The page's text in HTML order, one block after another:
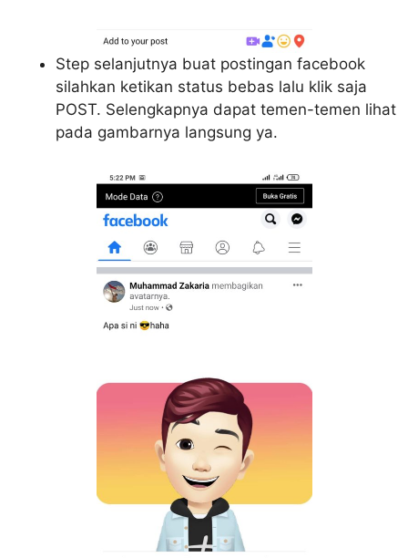
Step selanjutnya buat postingan facebook
silahkan ketikan status bebas lalu klik saja
POST. Selengkapnya dapat temen-temen lihat
pada gambarnya langsung ya.